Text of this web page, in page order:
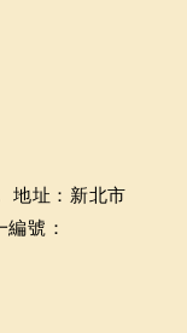
地址：新北市
號：